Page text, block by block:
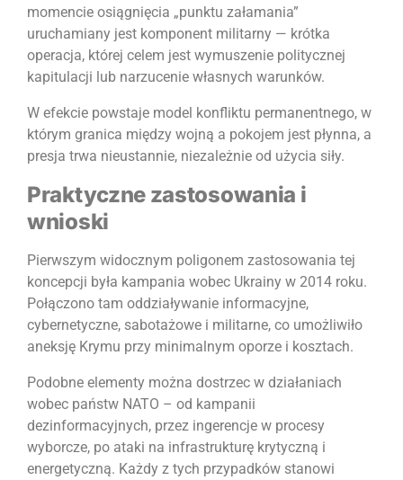
momencie osiągnięcia „punktu załamania”
uruchamiany jest komponent militarny — krótka
operacja, której celem jest wymuszenie politycznej
kapitulacji lub narzucenie własnych warunków.
W efekcie powstaje model konfliktu permanentnego, w
którym granica między wojną a pokojem jest płynna, a
presja trwa nieustannie, niezależnie od użycia siły.
Praktyczne zastosowania i
wnioski
Pierwszym widocznym poligonem zastosowania tej
koncepcji była kampania wobec Ukrainy w 2014 roku.
Połączono tam oddziaływanie informacyjne,
cybernetyczne, sabotażowe i militarne, co umożliwiło
aneksję Krymu przy minimalnym oporze i kosztach.
Podobne elementy można dostrzec w działaniach
wobec państw NATO – od kampanii
dezinformacyjnych, przez ingerencje w procesy
wyborcze, po ataki na infrastrukturę krytyczną i
energetyczną. Każdy z tych przypadków stanowi